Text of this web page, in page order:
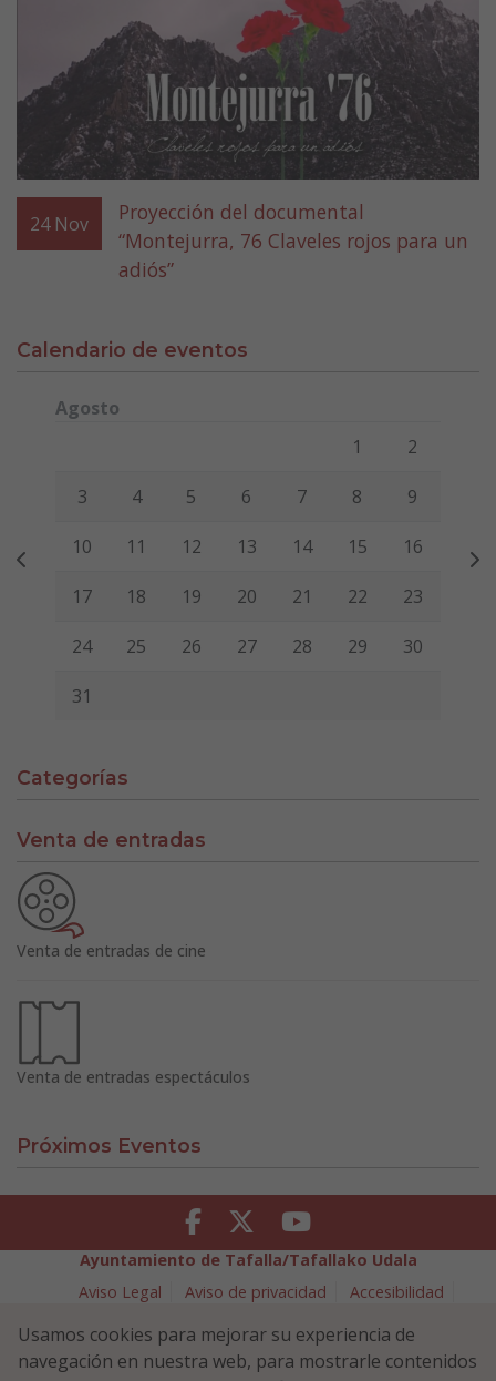
24 Nov
Proyección del documental
“Montejurra, 76 Claveles rojos para un
adiós”
Calendario de eventos
Agosto
Viernes Sábado
1 2
3 4 5 6 7 8 9
10 11 12 13 14 15 16
17 18 19 20 21 22 23
24 25 26 27 28 29 30
31
Categorías
Venta de entradas
Venta de entradas de cine
Venta de entradas espectáculos
Próximos Eventos
Facebook Twitter Youtube
Ayuntamiento de Tafalla/Tafallako Udala
Aviso Legal
Aviso de privacidad
Accesibilidad
Política de Seguridad de la Información
Plaza Navarra 5 - 31300 Tafalla (NAVARRA)
948 70 18 11
Usamos cookies para mejorar su experiencia de
navegación en nuestra web, para mostrarle contenidos